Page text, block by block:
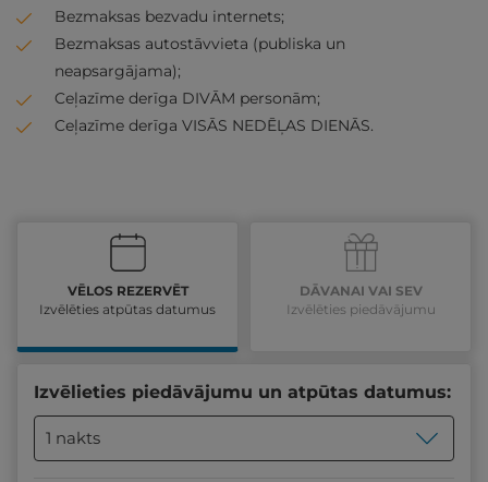
Bezmaksas bezvadu internets;
Bezmaksas autostāvvieta (publiska un
neapsargājama);
Ceļazīme derīga DIVĀM personām;
Ceļazīme derīga VISĀS NEDĒĻAS DIENĀS.
VĒLOS REZERVĒT
Izvēlēties atpūtas datumus
DĀVANAI VAI SEV
Izvēlēties piedāvājumu
Izvēlieties piedāvājumu un atpūtas datumus:
1 nakts